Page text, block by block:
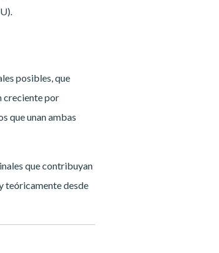
posibles, que
creciente por
que unan ambas
que contribuyan
teóricamente desde